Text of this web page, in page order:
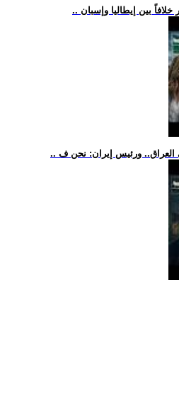
خلافاً بين إيطاليا وإسبان
العراق.. ورئيس إيران: نحن ف